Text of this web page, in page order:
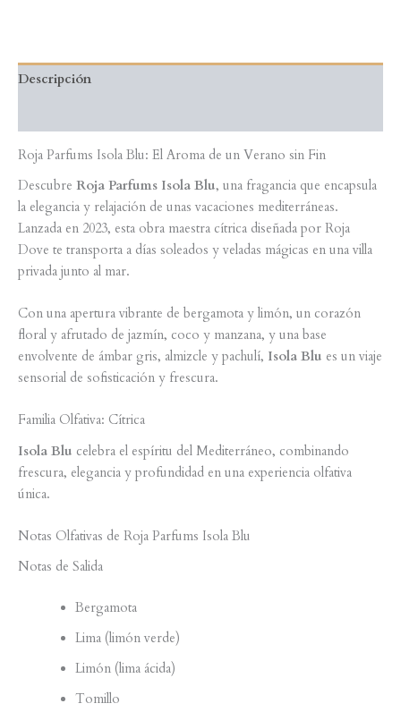
Descripción
Roja Parfums Isola Blu: El Aroma de un Verano sin Fin
Descubre Roja Parfums Isola Blu, una fragancia que encapsula
la elegancia y relajación de unas vacaciones mediterráneas.
Lanzada en 2023, esta obra maestra cítrica diseñada por Roja
Dove te transporta a días soleados y veladas mágicas en una villa
privada junto al mar.
Con una apertura vibrante de bergamota y limón, un corazón
floral y afrutado de jazmín, coco y manzana, y una base
envolvente de ámbar gris, almizcle y pachulí, Isola Blu es un viaje
sensorial de sofisticación y frescura.
Familia Olfativa: Cítrica
Isola Blu celebra el espíritu del Mediterráneo, combinando
frescura, elegancia y profundidad en una experiencia olfativa
única.
Notas Olfativas de Roja Parfums Isola Blu
Notas de Salida
Bergamota
Lima (limón verde)
Limón (lima ácida)
Tomillo